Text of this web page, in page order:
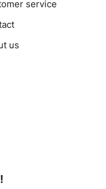
service
us